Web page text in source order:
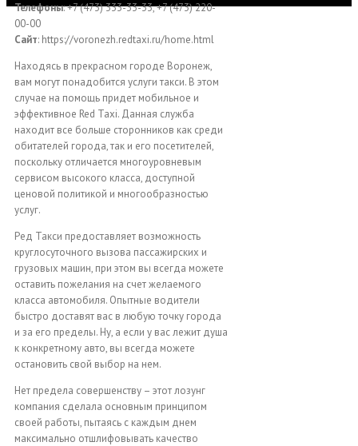
Телефоны: +7 (473) 333-33-33, +7 (473) 220-
00-00
Сайт: https://voronezh.redtaxi.ru/home.html
Находясь в прекрасном городе Воронеж,
вам могут понадобится услуги такси. В этом
случае на помощь придет мобильное и
эффективное Red Taxi. Данная служба
находит все больше сторонников как среди
обитателей города, так и его посетителей,
поскольку отличается многоуровневым
сервисом высокого класса, доступной
ценовой политикой и многообразностью
услуг.
Ред Такси предоставляет возможность
круглосуточного вызова пассажирских и
грузовых машин, при этом вы всегда можете
оставить пожелания на счет желаемого
класса автомобиля. Опытные водители
быстро доставят вас в любую точку города
и за его пределы. Ну, а если у вас лежит душа
к конкретному авто, вы всегда можете
остановить свой выбор на нем.
Нет предела совершенству – этот лозунг
компания сделала основным принципом
своей работы, пытаясь с каждым днем
максимально отшлифовывать качество